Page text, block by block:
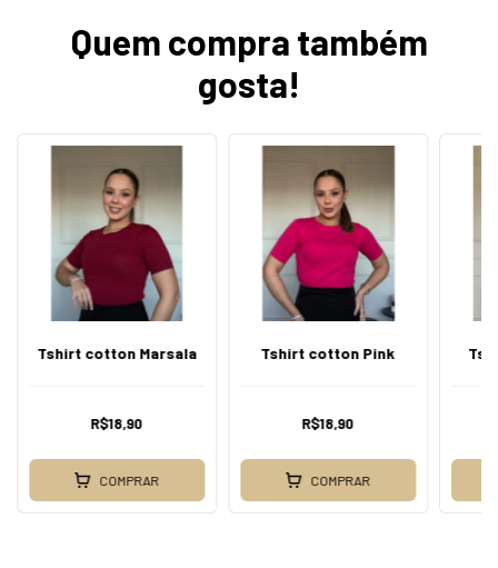
Quem compra também
gosta!
Tshirt cotton Marsala
R$18,90
COMPRAR
Tshirt cotton Pink
R$18,90
COMPRAR